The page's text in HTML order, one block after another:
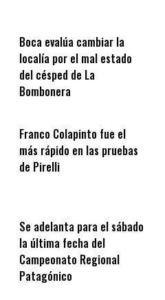
Boca evalúa cambiar la
localía por el mal estado
del césped de La
Bombonera
Franco Colapinto fue el
más rápido en las pruebas
de Pirelli
Se adelanta para el sábado
la última fecha del
Campeonato Regional
Patagónico